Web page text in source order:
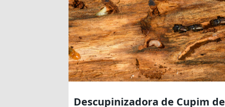
Descupinizadora de Cupim de